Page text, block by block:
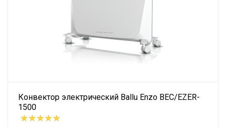
Конвектор электрический Ballu Enzo BEC/EZER-
1500